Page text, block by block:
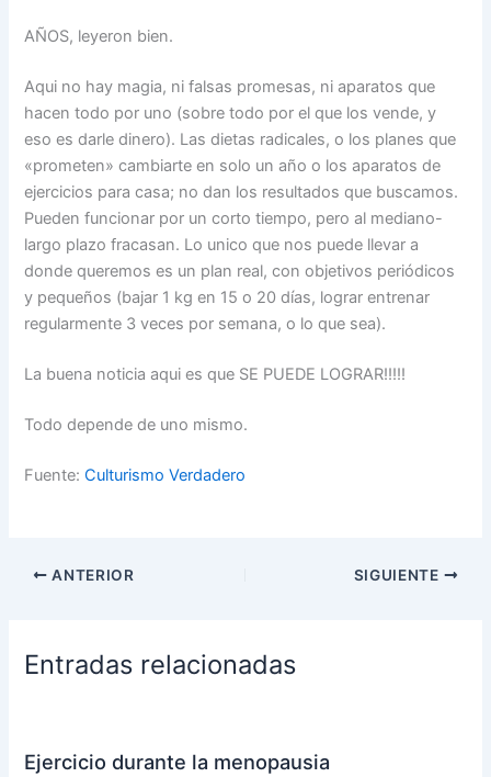
AÑOS, leyeron bien.
Aqui no hay magia, ni falsas promesas, ni aparatos que
hacen todo por uno (sobre todo por el que los vende, y
eso es darle dinero). Las dietas radicales, o los planes que
«prometen» cambiarte en solo un año o los aparatos de
ejercicios para casa; no dan los resultados que buscamos.
Pueden funcionar por un corto tiempo, pero al mediano-
largo plazo fracasan. Lo unico que nos puede llevar a
donde queremos es un plan real, con objetivos periódicos
y pequeños (bajar 1 kg en 15 o 20 días, lograr entrenar
regularmente 3 veces por semana, o lo que sea).
La buena noticia aqui es que SE PUEDE LOGRAR!!!!!
Todo depende de uno mismo.
Fuente:Culturismo Verdadero
ANTERIOR SIGUIENTE
Entradas relacionadas
Ejercicio durante la menopausia